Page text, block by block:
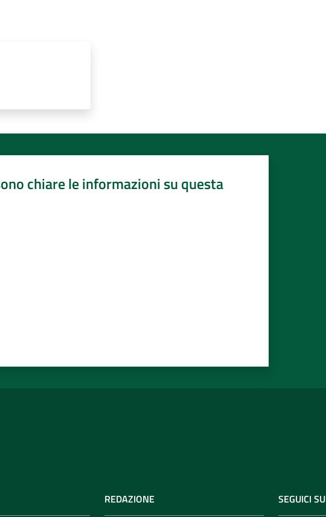
chiare le informazioni su questa
REDAZIONE SEGUICI SU